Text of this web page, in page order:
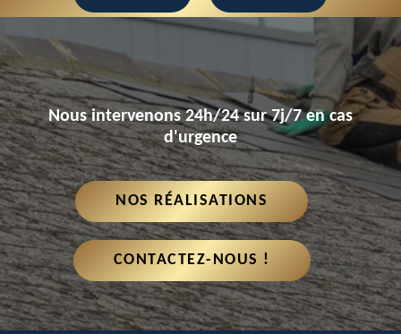
Nous intervenons 24h/24 sur 7j/7 en cas
d'urgence
NOS RÉALISATIONS
CONTACTEZ-NOUS !